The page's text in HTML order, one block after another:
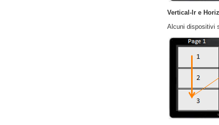
Vertical-lr e
Alcuni dispositivi